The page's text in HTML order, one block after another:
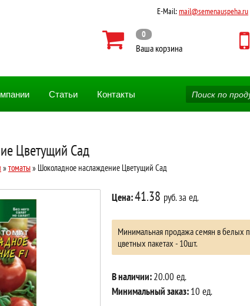
E-Mail:mail@semenauspeha.ru
0
Ваша корзина
Статьи Контакты
Цветущий Сад
»томаты» Шоколадное наслаждение Цветущий Сад
Цена:41.38 руб. за ед.
Минимальная продажа семян в белых
цветных пакетах - 10шт.
В наличии:20.00 ед.
Минимальный заказ:10 ед.